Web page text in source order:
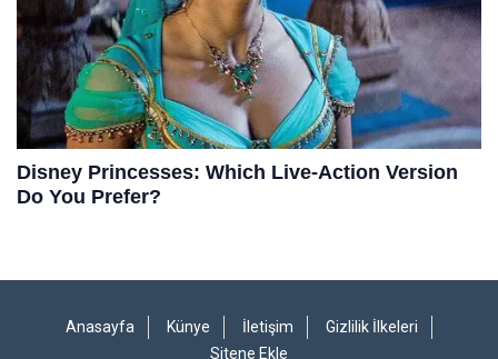
Anasayfa Künye İletişim
Gizlilik İlkeleri
Sitene Ekle